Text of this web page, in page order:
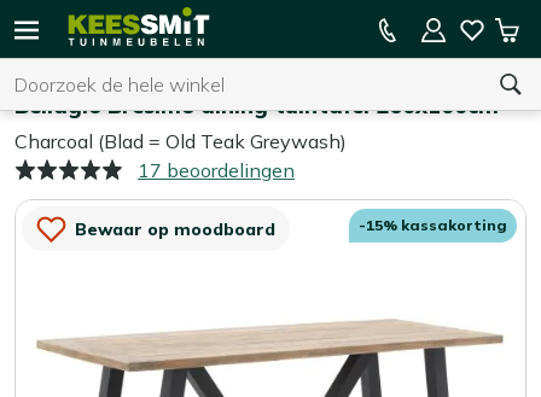
Kees
Tuinmeubelen
U heeft geen product(en) in uw winkelwagen.
15% kassakorting op de hele collectie
Bellagio Bresimo dining tuintafel 260x100cm
Charcoal (Blad = Old Teak Greywash)
17 beoordelingen
Bewaar op moodboard -15% kassakorting